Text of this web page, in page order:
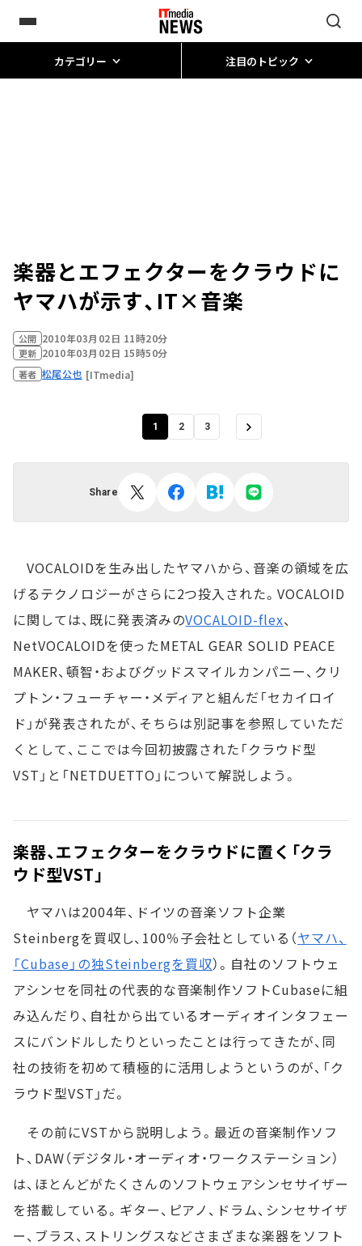
カテゴリー 注目のトピック
楽器とエフェクターをクラウドに――
ヤマハが示す、IT×音楽
公開 2010年03月02日 11時20分
更新 2010年03月02日 15時50分
著者 松尾公也 [ITmedia]
1 2 3
Share
VOCALOIDを生み出したヤマハから、音楽の領域を広
げるテクノロジーがさらに2つ投入された。VOCALOID
に関しては、既に発表済みのVOCALOID-flex、
NetVOCALOIDを使ったMETAL GEAR SOLID PEACE
MAKER、頓智・およびグッドスマイルカンパニー、クリ
プトン・フューチャー・メディアと組んだ「セカイロイ
ド」が発表されたが、そちらは別記事を参照していただ
くとして、ここでは今回初披露された「クラウド型
VST」と「NETDUETTO」について解説しよう。
楽器、エフェクターをクラウドに置く「クラ
ウド型VST」
ヤマハは2004年、ドイツの音楽ソフト企業
Steinbergを買収し、100％子会社としている（ヤマハ、
「Cubase」の独Steinbergを買収）。自社のソフトウェ
アシンセを同社の代表的な音楽制作ソフトCubaseに組
み込んだり、自社から出ているオーディオインタフェー
スにバンドルしたりといったことは行ってきたが、同
社の技術を初めて積極的に活用しようというのが、「ク
ラウド型VST」だ。
その前にVSTから説明しよう。最近の音楽制作ソフ
ト、DAW（デジタル・オーディオ・ワークステーション）
は、ほとんどがたくさんのソフトウェアシンセサイザー
を搭載している。ギター、ピアノ、ドラム、シンセサイザ
ー、ブラス、ストリングスなどさまざまな楽器をソフト